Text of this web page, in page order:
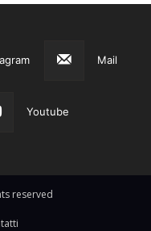
Mail
Youtube
reserved